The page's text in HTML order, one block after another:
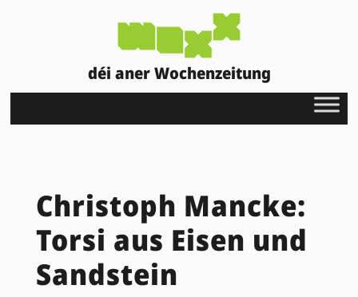
déi aner Wochenzeitung
Christoph Mancke:
Torsi aus Eisen und
Sandstein